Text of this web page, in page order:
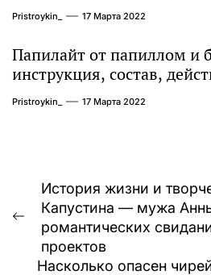
Pristroykin_ 17 Марта 2022
Папилайт от папиллом и
инструкция, состав,
Pristroykin_ 17 Марта 2022
Навигация
по
записям
Предыдущая
запись:
История жизни и
Капустина — мужа
романтических
проектов
Насколько опасен